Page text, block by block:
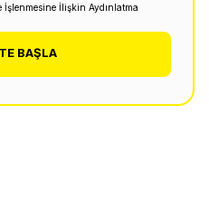
İşlenmesine İlişkin Aydınlatma
BAŞLA